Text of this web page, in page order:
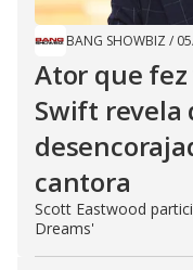
BANG SHOWBIZ /
Ator que
Swift revela
cantora
Scott Eastwood
Dreams'